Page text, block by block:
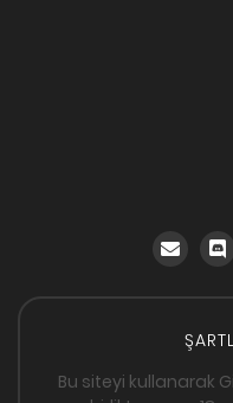
Bu siteyi kullanarak